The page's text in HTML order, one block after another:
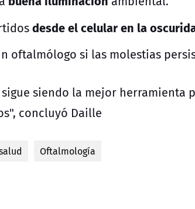
desde el celular en la
oftalmólogo si las molestias
siendo la mejor herramienta
concluyó Daille
Oftalmología